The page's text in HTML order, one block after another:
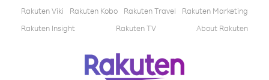
Rakuten Viki Rakuten Kobo Rakuten Travel
Rakuten Marketing
Rakuten Insight
Rakuten TV About Rakuten